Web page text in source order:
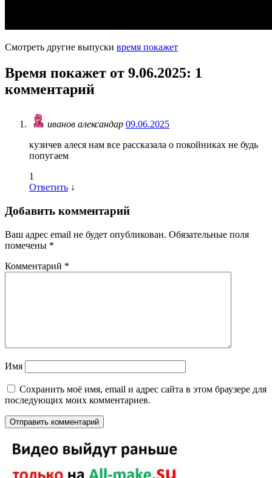
Смотреть другие выпуски время покажет
Время покажет от 9.06.2025: 1
комментарий
иванов александар 09.06.2025
кузичев алеся нам все рассказала о покойниках не будь
попугаем
1
Ответить ↓
Добавить комментарий
Ваш адрес email не будет опубликован. Обязательные поля
помечены *
Комментарий *
Имя
Сохранить моё имя, email и адрес сайта в этом браузере для
последующих моих комментариев.